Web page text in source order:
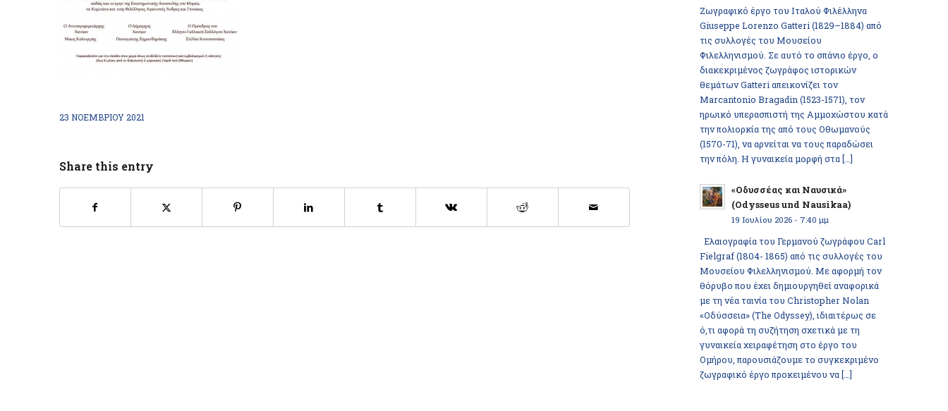
23 ΝΟΕΜΒΡΊΟΥ 2021
Share this entry
Ζωγραφικό έργο του Ιταλού Φιλέλληνα
Giuseppe Lorenzo Gatteri (1829–1884) από
τις συλλογές του Μουσείου
Φιλελληνισμού. Σε αυτό το σπάνιο έργο, ο
διακεκριμένος ζωγράφος ιστορικών
θεμάτων Gatteri απεικονίζει τον
Marcantonio Bragadin (1523-1571), τον
ηρωικό υπερασπιστή της Αμμοχώστου κατά
την πολιορκία της από τους Οθωμανούς
(1570-71), να αρνείται να τους παραδώσει
την πόλη. Η γυναικεία μορφή στα […]
«Οδυσσέας και Ναυσικά»
(Odysseus und Nausikaa)
19 Ιουλίου 2026 - 7:40 μμ
Ελαιογραφία του Γερμανού ζωγράφου Carl
Fielgraf (1804- 1865) από τις συλλογές του
Μουσείου Φιλελληνισμού. Με αφορμή τον
θόρυβο που έχει δημιουργηθεί αναφορικά
με τη νέα ταινία του Christopher Nolan
«Οδύσσεια» (The Odyssey), ιδιαιτέρως σε
ό,τι αφορά τη συζήτηση σχετικά με τη
γυναικεία χειραφέτηση στο έργο του
Ομήρου, παρουσιάζουμε το συγκεκριμένο
ζωγραφικό έργο προκειμένου να […]